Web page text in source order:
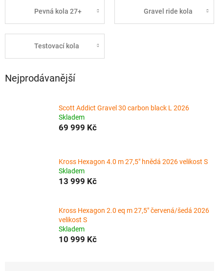
Pevná kola 27+ Gravel ride kola
Testovací kola
Nejprodávanější
Scott Addict Gravel 30 carbon black L 2026
Skladem
69 999 Kč
Kross Hexagon 4.0 m 27,5" hnědá 2026 velikost S
Skladem
13 999 Kč
Kross Hexagon 2.0 eq m 27,5" červená/šedá 2026
velikost S
Skladem
10 999 Kč